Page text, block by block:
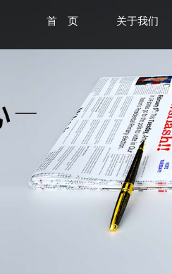
首 页 关于我们